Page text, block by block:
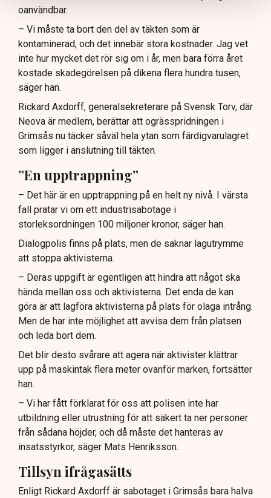
oanvändbar.
– Vi måste ta bort den del av täkten som är
kontaminerad, och det innebär stora kostnader. Jag vet
inte hur mycket det rör sig om i år, men bara förra året
kostade skadegörelsen på dikena flera hundra tusen,
säger han.
Rickard Axdorff, generalsekreterare på Svensk Torv, där
Neova är medlem, berättar att ogrässpridningen i
Grimsås nu täcker såväl hela ytan som färdigvarulagret
som ligger i anslutning till täkten.
”En upptrappning”
– Det här är en upptrappning på en helt ny nivå. I värsta
fall pratar vi om ett industrisabotage i
storleksordningen 100 miljoner kronor, säger han.
Dialogpolis finns på plats, men de saknar lagutrymme
att stoppa aktivisterna.
– Deras uppgift är egentligen att hindra att något ska
hända mellan oss och aktivisterna. Det enda de kan
göra är att lagföra aktivisterna på plats för olaga intrång.
Men de har inte möjlighet att avvisa dem från platsen
och leda bort dem.
Det blir desto svårare att agera när aktivister klättrar
upp på maskintak flera meter ovanför marken, fortsätter
han.
– Vi har fått förklarat för oss att polisen inte har
utbildning eller utrustning för att säkert ta ner personer
från sådana höjder, och då måste det hanteras av
insatsstyrkor, säger Mats Henriksson.
Tillsyn ifrågasätts
Enligt Rickard Axdorff är sabotaget i Grimsås bara halva